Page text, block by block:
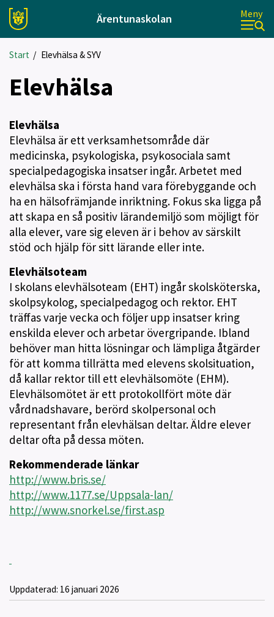
Ärentunaskolan Meny
Start / Elevhälsa & SYV
Elevhälsa
Elevhälsa
Elevhälsa är ett verksamhetsområde där
medicinska, psykologiska, psykosociala samt
specialpedagogiska insatser ingår. Arbetet med
elevhälsa ska i första hand vara förebyggande och
ha en hälsofrämjande inriktning. Fokus ska ligga på
att skapa en så positiv lärandemiljö som möjligt för
alla elever, vare sig eleven är i behov av särskilt
stöd och hjälp för sitt lärande eller inte.
Elevhälsoteam
I skolans elevhälsoteam (EHT) ingår skolsköterska,
skolpsykolog, specialpedagog och rektor. EHT
träffas varje vecka och följer upp insatser kring
enskilda elever och arbetar övergripande. Ibland
behöver man hitta lösningar och lämpliga åtgärder
för att komma tillrätta med elevens skolsituation,
då kallar rektor till ett elevhälsomöte (EHM).
Elevhälsomötet är ett protokollfört möte där
vårdnadshavare, berörd skolpersonal och
representant från elevhälsan deltar. Äldre elever
deltar ofta på dessa möten.
Rekommenderade länkar
http://www.bris.se/
http://www.1177.se/Uppsala-lan/
http://www.snorkel.se/first.asp
Uppdaterad: 16 januari 2026